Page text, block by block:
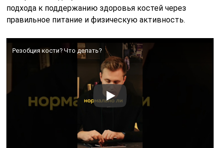
подхода к поддержанию здоровья костей через
правильное питание и физическую активность.
Резобция кости? Что делать?